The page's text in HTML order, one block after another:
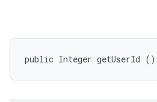
public Integer getUserId ()